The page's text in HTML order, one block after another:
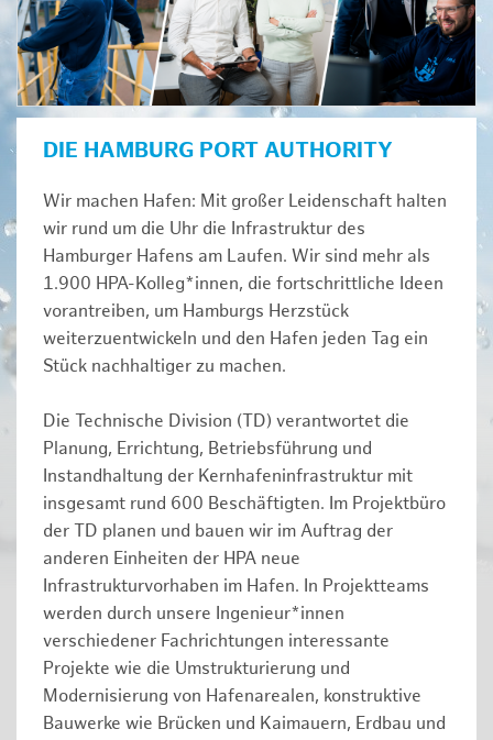
DIE HAMBURG PORT AUTHORITY
Wir machen Hafen: Mit großer Leidenschaft halten
wir rund um die Uhr die Infrastruktur des
Hamburger Hafens am Laufen. Wir sind mehr als
1.900 HPA-Kolleg*innen, die fortschrittliche Ideen
vorantreiben, um Hamburgs Herzstück
weiterzuentwickeln und den Hafen jeden Tag ein
Stück nachhaltiger zu machen.
Die Technische Division (TD) verantwortet die
Planung, Errichtung, Betriebsführung und
Instandhaltung der Kernhafeninfrastruktur mit
insgesamt rund 600 Beschäftigten. Im Projektbüro
der TD planen und bauen wir im Auftrag der
anderen Einheiten der HPA neue
Infrastrukturvorhaben im Hafen. In Projektteams
werden durch unsere Ingenieur*innen
verschiedener Fachrichtungen interessante
Projekte wie die Umstrukturierung und
Modernisierung von Hafenarealen, konstruktive
Bauwerke wie Brücken und Kaimauern, Erdbau und